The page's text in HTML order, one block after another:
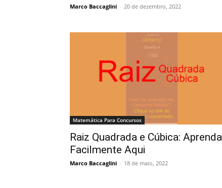
Marco Baccaglini - 20 de dezembro, 2022
Matemática Para Concursos
Raiz Quadrada e Cúbica: Aprenda
Facilmente Aqui
Marco Baccaglini - 18 de maio, 2022